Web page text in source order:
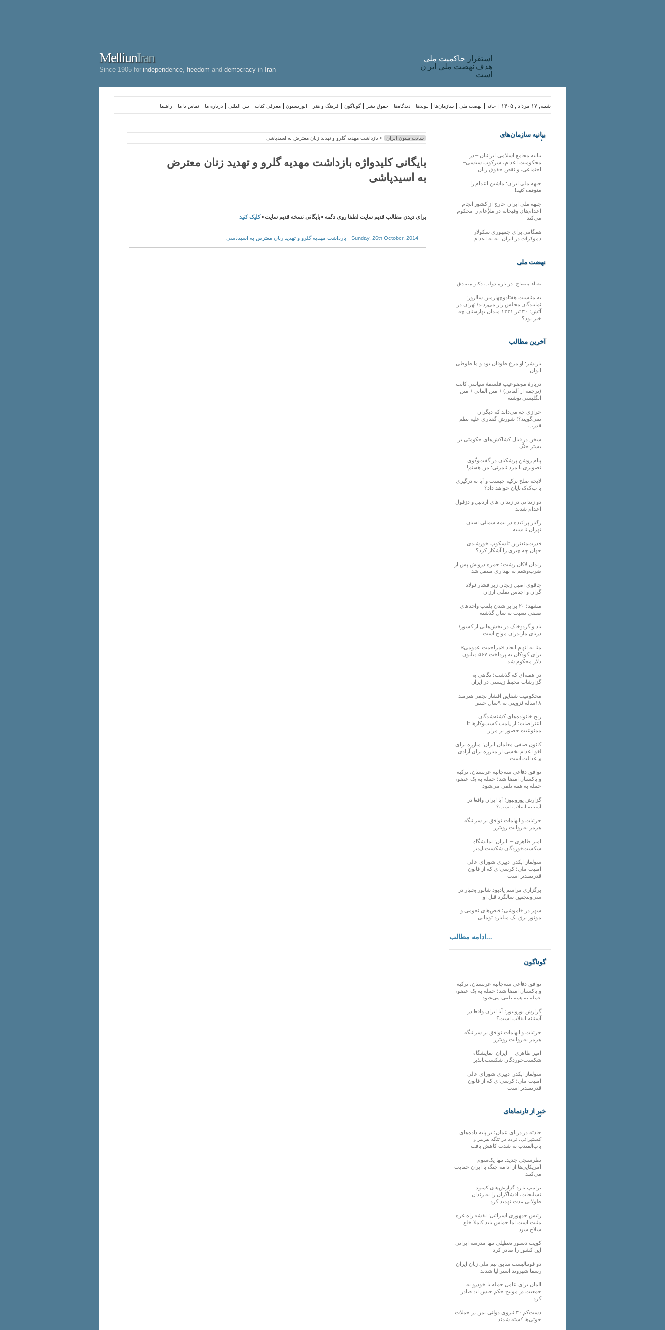
MelliunIran
Since 1905 for independence freedom and democracy in Iran
استقرار حاکميت ملی
هدف نهضت ملی ایران
است
راهنما تماس با ما درباره ما بین المللی معرفی کتاب اپوزیسیون فرهنگ و هنر گوناگون حقوق بشر دیدگاه‌ها پیوندها سازمان‌ها نهضت ملی خانه شنبه, ۱۷ مرداد , ۱۴۰۵ |
سایت ملیون ایران > بازداشت مهديه گلرو و تهديد زنان معترض به اسيدپاشى
بایگانی کلیدواژه بازداشت مهديه گلرو و تهديد زنان معترض
به اسيدپاشى
برای دیدن مطالب قدیم سایت لطفا روی دگمه «بایگانی نسخه قدیم سایت»کلیک کنید
Sunday, 26th October, 2014 - بازداشت مهديه گلرو و تهديد زنان معترض به اسيدپاشى
بیانیه سازمان‌های
ملی
بیانیه مجامع اسلامی ایرانیان – در
محکومیت اعدام، سرکوب سیاسی–
اجتماعی، و نقض حقوق زنان
جبهه ملی ایران: ماشین اعدام را
متوقف کنید!
جبهه ملی ایران-خارج از کشور انجام
اعدام‌های وقیحانه در ملأِعام را محکوم
می‌کند
همگامی برای جمهوری سکولار
دموکرات در ایران: نه به اعدام
نهضت ملی
ضیاء مصباح: در باره دولت دکتر مصدق
به مناسبت هفتادوچهارمین سالروز:
نمایندگان مجلس زار می‌زدند/ تهران در
آتش؛ ۳۰ تیر ۱۳۳۱ میدان بهارستان چه
خبر بود؟
آخرین مطالب
بازنشر: او مرغ طوفان بود و ما طوطی
ایوان
دربارهٔ موضوعیتِ فلسفهٔ سیاسیِ کانت
(ترجمه از آلمانی) + متن آلمانی + متن
انگلیسی نوشته
خرازی چه می‌داند که دیگران
نمی‌گویند؟؛ شورشِ گفتاری علیه نظم
قدرت
سخن در قبال کشاکش‌های حکومتی بر
بستر جنگ
پیام روشن پزشکیان در گفت‌و‌گوی
تصویری با مرد نامرئی: من هستم!
لایحه صلح ترکیه چیست و آیا به درگیری
با پ‌ک‌ک پایان خواهد داد؟
دو زندانی در زندان های اردبیل و دزفول
اعدام شدند
رگبار پراکنده در نیمه شمالی استان
تهران تا شنبه
قدرت‌مندترین تلسکوپ خورشیدی
جهان چه چیزی را آشکار کرد؟
زندان لاکان رشت؛ حمزه درویش پس از
ضرب‌وشتم به بهداری منتقل شد
چاقوی اصیل زنجان زیر فشار فولاد
گران و اجناس تقلبی ارزان
مشهد؛ ۲۰ برابر شدن پلمب واحدهای
صنفی نسبت به سال گذشته
باد و گردوخاک در بخش‌هایی از کشور/
دریای مازندران مواج است
متا به اتهام ایجاد «مزاحمت عمومی»
برای کودکان به پرداخت ۵۶۷ میلیون
دلار محکوم شد
در هفته‌ای که گذشت؛ نگاهی به
گزارشات محیط زیستی در ایران
محکومیت شقایق افشار نجفی هنرمند
۱۸ساله قزوینی به ۹سال حبس
رنج خانواده‌های کشته‌شدگان
اعتراضات؛ از پلمب کسب‌وکارها تا
ممنوعیت حضور بر مزار
کانون صنفی معلمان ایران: مبارزه برای
لغو اعدام بخشی از مبارزه برای آزادی
و عدالت است
توافق دفاعی سه‌جانبه عربستان، ترکیه
و پاکستان امضا شد؛ حمله به یک عضو،
حمله به همه تلقی می‌شود
گزارش یورونیوز؛ آیا ایران واقعا در
آستانه انقلاب است؟
جزئیات و ابهامات توافق بر سر تنگه
هرمز به روایت رویترز
امیر طاهری – ایران: نمایشگاه
شکست‌خوردگان شکست‌ناپذیر
سولماز ایکدر: دبیری شورای عالی
امنیت ملی؛ کرسی‌ای که از قانون
قدرتمندتر است
برگزاری مراسم یادبود شاپور بختیار در
سی‌وپنجمین سالگرد قتل او
شهر در خاموشی؛ قبض‌های نجومی و
موتور برق یک میلیارد تومانی
ادامه مطالب...
گوناگون
توافق دفاعی سه‌جانبه عربستان، ترکیه
و پاکستان امضا شد؛ حمله به یک عضو،
حمله به همه تلقی می‌شود
گزارش یورونیوز؛ آیا ایران واقعا در
آستانه انقلاب است؟
جزئیات و ابهامات توافق بر سر تنگه
هرمز به روایت رویترز
امیر طاهری – ایران: نمایشگاه
شکست‌خوردگان شکست‌ناپذیر
سولماز ایکدر: دبیری شورای عالی
امنیت ملی؛ کرسی‌ای که از قانون
قدرتمندتر است
خبر از تارنماهای
دیگر
حادثه در دریای عمان؛ بر پایه داده‌های
کشتیرانی، تردد در تنگه هرمز و
باب‌المندب به شدت کاهش یافت
نظرسنجی جدید: تنها یک‌سوم
آمریکایی‌ها از ادامه جنگ با ایران حمایت
می‌کنند
ترامپ با رد گزارش‌های کمبود
تسلیحات، افشاگران را به زندان
طولانی مدت تهدید کرد
رئیس‌ جمهوری اسرائیل: نقشه راه غزه
مثبت است اما حماس باید کاملا خلع
سلاح شود
کویت دستور تعطیلی تنها مدرسه ایرانی
این کشور را صادر کرد
دو فوتبالیست سابق تیم ملی زنان ایران
رسما شهروند استرالیا شدند
آلمان برای عامل حمله با خودرو به
جمعیت در مونیخ حکم حبس ابد صادر
کرد
دست‌کم ۳۰ نیروی دولتی یمن در حملات
حوثی‌ها کشته شدند